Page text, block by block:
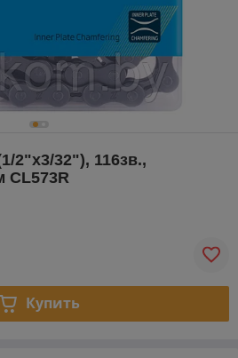
2"x3/32"), 116зв.,
CL573R
Купить